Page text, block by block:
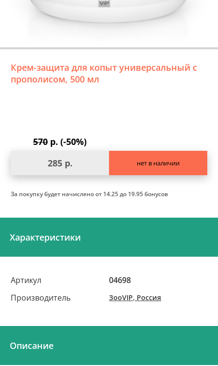
Крем-защита для копыт универсальный с
прополисом, 500 мл
570р. (-50%)
285 р.
нет в наличии
За покупку будет начисленоот 14.25 до 19.95 бонусов
Характеристики
Артикул
04698
Производитель
ЗооVIP, Россия
Описание